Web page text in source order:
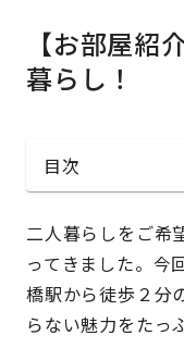
【お部屋紹
暮らし！
二人暮らしをご希
ってきました。今
橋駅から徒歩２分
らない魅力をたっ
目次